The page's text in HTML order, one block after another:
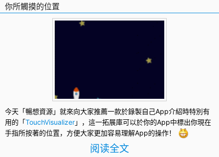
你所觸摸的位置
今天「暢想資源」就來向大家推薦一款於錄製自己App介紹時特別有
用的「TouchVisualizer」，這一拓展庫可以於你的App中標出你現在
手指所按著的位置，方便大家更加容易理解App的操作！
阅读全文